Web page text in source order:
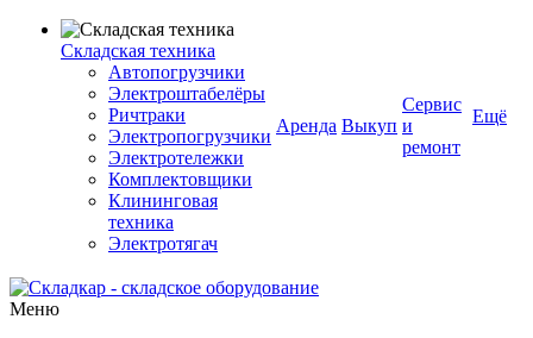
Складская техника
Автопогрузчики
Электроштабелёры
Ричтраки
Электропогрузчики
Электротележки
Комплектовщики
Клининговая
техника
Электротягач
Аренда Выкуп
Сервис
и
ремонт
Ещё
Меню